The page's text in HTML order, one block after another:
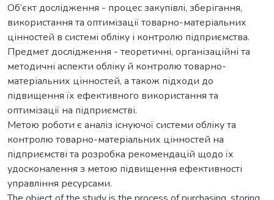
Об’єкт дослідження - процес закупівлі, зберігання,
використання та оптимізації товарно-матеріальних
цінностей в системі обліку і контролю підприємства.
Предмет дослідження - теоретичні, організаційні та
методичні аспекти обліку й контролю товарно-
матеріальних цінностей, а також підходи до
підвищення їх ефективного використання та
оптимізації на підприємстві.
Метою роботи є аналіз існуючої системи обліку та
контролю товарно-матеріальних цінностей на
підприємстві та розробка рекомендацій щодо їх
удосконалення з метою підвищення ефективності
управління ресурсами.